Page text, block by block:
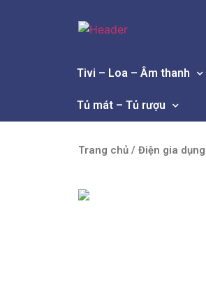
Tivi – Loa – Âm thanh
Tủ mát – Tủ rượu
Trang chủ / Điện gia dụng